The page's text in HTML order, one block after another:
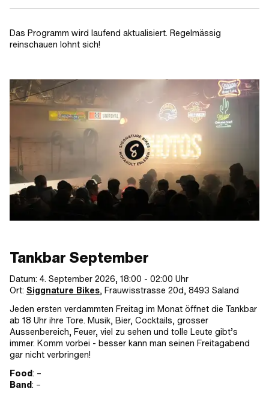
Das Programm wird laufend aktualisiert. Regelmässig
reinschauen lohnt sich!
Tankbar September
Datum: 4. September 2026, 18:00 - 02:00 Uhr
Ort: Siggnature Bikes, Frauwisstrasse 20d, 8493 Saland
Jeden ersten verdammten Freitag im Monat öffnet die Tankbar
ab 18 Uhr ihre Tore. Musik, Bier, Cocktails, grosser
Aussenbereich, Feuer, viel zu sehen und tolle Leute gibt’s
immer. Komm vorbei - besser kann man seinen Freitagabend
gar nicht verbringen!
Food: –
Band: –